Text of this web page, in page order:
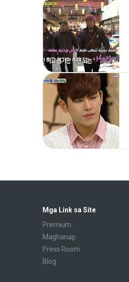
Mga Link sa Site
Premium
Maghanap
Press Room
Blog